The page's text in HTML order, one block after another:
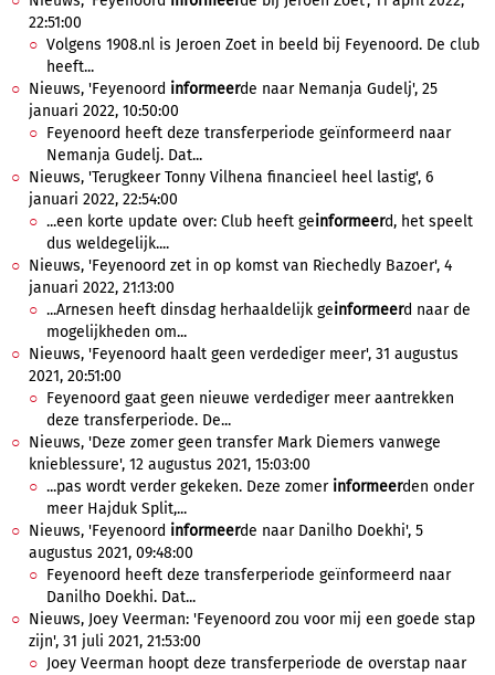
22:51:00
Volgens 1908.nl is Jeroen Zoet in beeld bij Feyenoord. De club
heeft...
Nieuws, 'Feyenoord informeerde naar Nemanja Gudelj', 25
januari 2022, 10:50:00
Feyenoord heeft deze transferperiode geïnformeerd naar
Nemanja Gudelj. Dat...
Nieuws, 'Terugkeer Tonny Vilhena financieel heel lastig', 6
januari 2022, 22:54:00
...een korte update over: Club heeft geinformeerd, het speelt
dus weldegelijk....
Nieuws, 'Feyenoord zet in op komst van Riechedly Bazoer', 4
januari 2022, 21:13:00
...Arnesen heeft dinsdag herhaaldelijk geinformeerd naar de
mogelijkheden om...
Nieuws, 'Feyenoord haalt geen verdediger meer', 31 augustus
2021, 20:51:00
Feyenoord gaat geen nieuwe verdediger meer aantrekken
deze transferperiode. De...
Nieuws, 'Deze zomer geen transfer Mark Diemers vanwege
knieblessure', 12 augustus 2021, 15:03:00
...pas wordt verder gekeken. Deze zomer informeerden onder
meer Hajduk Split,...
Nieuws, 'Feyenoord informeerde naar Danilho Doekhi', 5
augustus 2021, 09:48:00
Feyenoord heeft deze transferperiode geïnformeerd naar
Danilho Doekhi. Dat...
Nieuws, Joey Veerman: 'Feyenoord zou voor mij een goede stap
zijn', 31 juli 2021, 21:53:00
Joey Veerman hoopt deze transferperiode de overstap naar